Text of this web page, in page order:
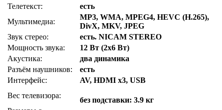
Телетекст:
есть
Мультимедиа:
MP3, WMA, MPEG4, HEVC (H.265),
DivX, MKV, JPEG
Звук стерео:
есть. NICAM STEREO
Мощность звука:
12 Вт (2х6 Вт)
Акустика:
два динамика
Разъём наушников:
есть
Интерфейс:
AV, HDMI x3, USB
Вес телевизора:
без подставки: 3.9 кг